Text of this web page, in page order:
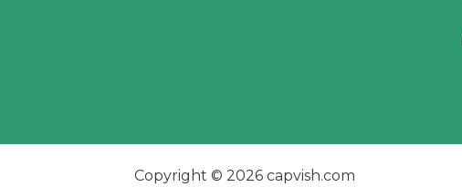
Copyright © 2026 capvish.com